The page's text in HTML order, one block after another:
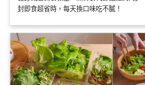
封即食超省時，每天換口味吃不膩！